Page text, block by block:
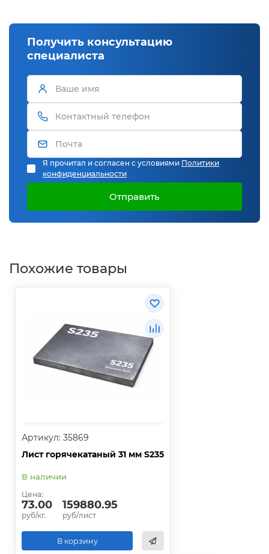
Получить консультацию
специалиста
Я прочитал и согласен с условиями Политики
конфиденциальности
Отправить
Похожие товары
Артикул: 35869
Лист горячекатаный 31 мм S235
В наличии
Цена:
73.00
руб/кг.
159880.95
руб/лист
В корзину